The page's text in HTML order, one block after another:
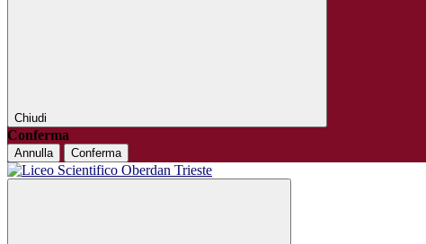
Chiudi
Conferma
Annulla Conferma